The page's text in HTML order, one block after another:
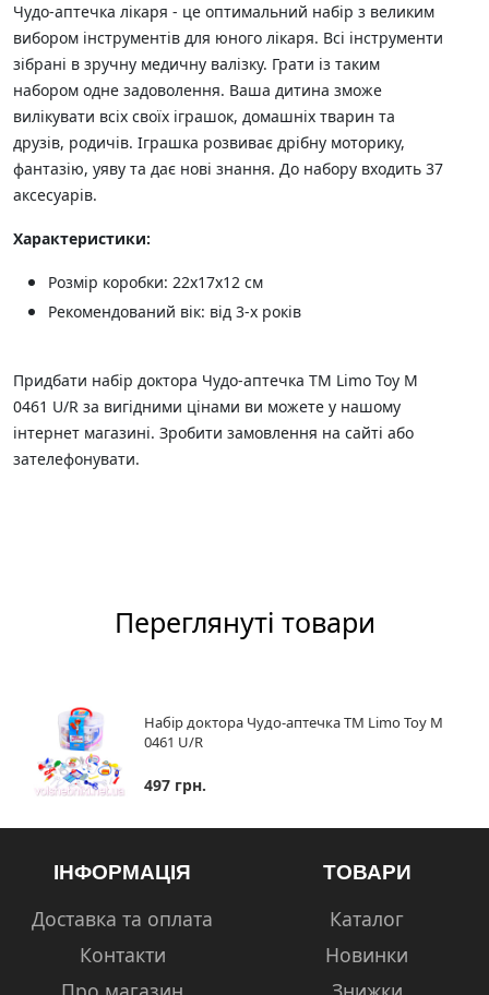
Чудо-аптечка лікаря - це оптимальний набір з великим
вибором інструментів для юного лікаря. Всі інструменти
зібрані в зручну медичну валізку. Грати із таким
набором одне задоволення. Ваша дитина зможе
вилікувати всіх своїх іграшок, домашніх тварин та
друзів, родичів. Іграшка розвиває дрібну моторику,
фантазію, уяву та дає нові знання. До набору входить 37
аксесуарів.
Характеристики:
Розмір коробки: 22х17х12 см
Рекомендований вік: від 3-х років
Придбати набір доктора Чудо-аптечка ТМ Limo Toy M
0461 U/R за вигідними цінами ви можете у нашому
інтернет магазині. Зробити замовлення на сайті або
зателефонувати.
Переглянуті товари
Набір доктора Чудо-аптечка ТМ Limo Toy M
0461 U/R
497 грн.
ІНФОРМАЦІЯ
Доставка та оплата
Контакти
ТОВАРИ
Каталог
Новинки